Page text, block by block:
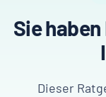
Sie
Dieser